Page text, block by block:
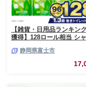
【雑貨・日用品ランキン
獲得】128ロール相当 シ
ー ダブル プレミアムシン
ロール (12R×8パック) 配
指定可能 1.3倍巻き トイ
静岡県富士市